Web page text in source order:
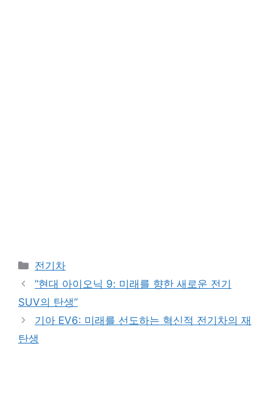
Categories
전기차
“현대 아이오닉 9: 미래를 향한 새로운 전기
SUV의 탄생”
기아 EV6: 미래를 선도하는 혁신적 전기차의 재
탄생